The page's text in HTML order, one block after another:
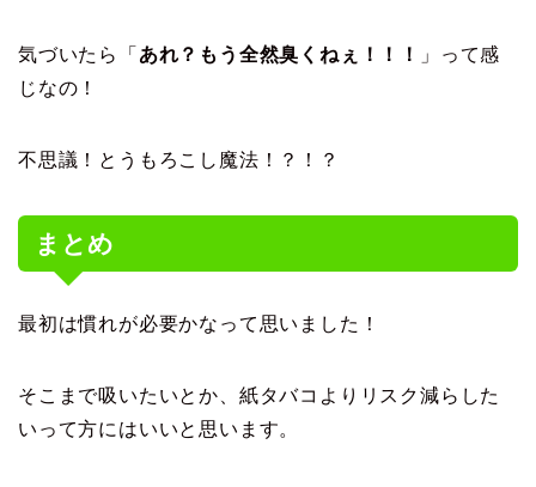
気づいたら「 あれ？もう全然臭くねぇ！！！
」って感
じなの！
不思議！とうもろこし魔法！？！？
まとめ
最初は慣れが必要かなって思いました！
そこまで吸いたいとか、紙タバコよりリスク減らした
いって方にはいいと思います。